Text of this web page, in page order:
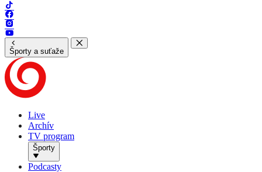
Športy a suťaže
Live
Archív
TV program
Športy
Podcasty